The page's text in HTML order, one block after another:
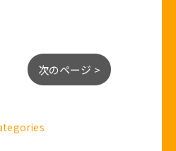
次のページ >